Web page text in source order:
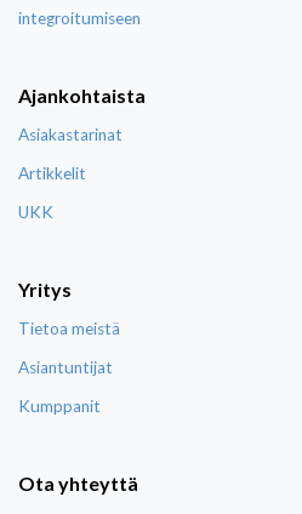
integroitumiseen
Ajankohtaista
Asiakastarinat
Artikkelit
UKK
Yritys
Tietoa meistä
Asiantuntijat
Kumppanit
Ota yhteyttä